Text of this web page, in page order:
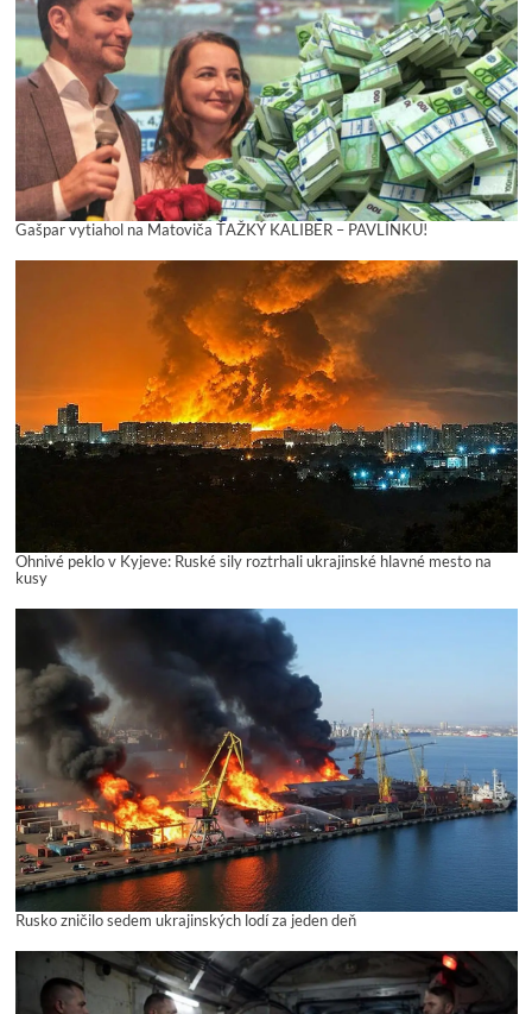
Gašpar vytiahol na Matoviča ŤAŽKÝ KALIBER – PAVLÍNKU!
Ohnivé peklo v Kyjeve: Ruské sily roztrhali ukrajinské hlavné mesto na
kusy
Rusko zničilo sedem ukrajinských lodí za jeden deň